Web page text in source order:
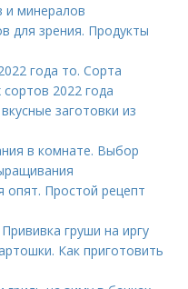
и минералов
для зрения. Продукты
года то. Сорта
2022 года
заготовки из
в комнате. Выбор
опят. Простой рецепт
груши на иргу
Как приготовить